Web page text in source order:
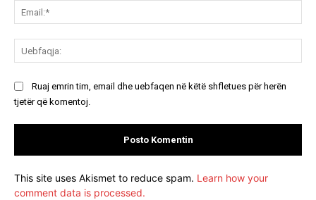
Ruaj emrin tim, email dhe uebfaqen në këtë shfletues për herën
tjetër që komentoj.
This site uses Akismet to reduce spam. Learn how your
comment data is processed.